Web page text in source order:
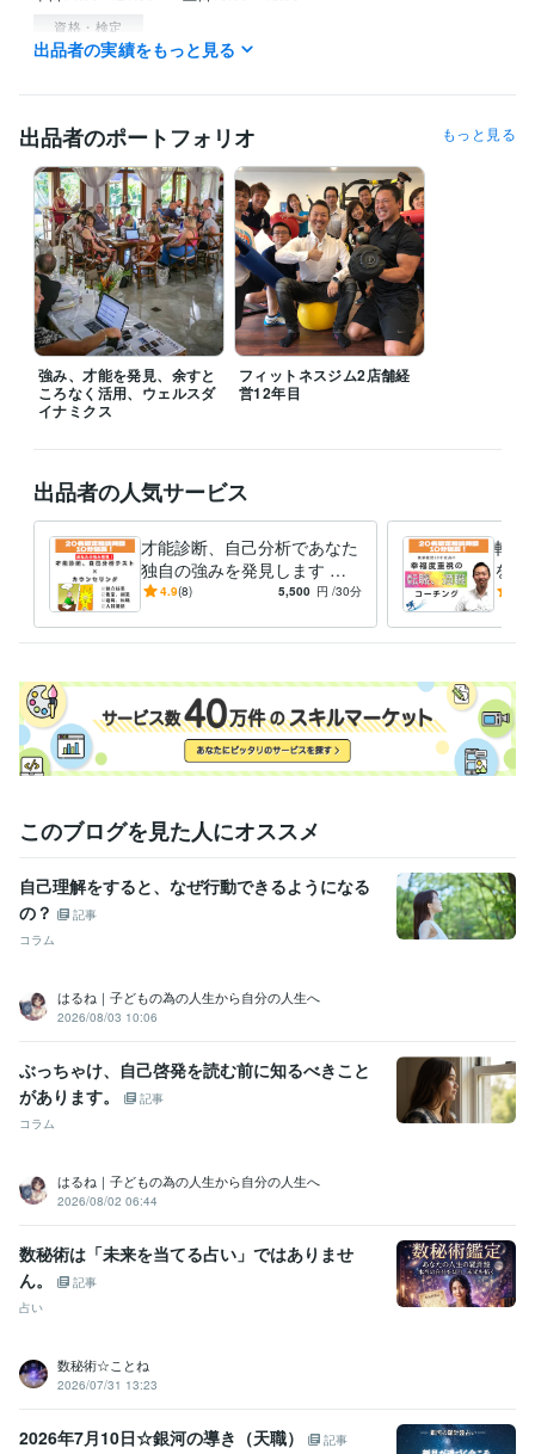
資格・検定
ウェルスダイナミクスプラクティショナー
ウェルスダイナミクスコンサルタント 取得年 : 2017年
ウェルスダイナミクストレーナー（資格発行者）
ウェルスダイナミクスアンバサダー（日本に6人） 取得年 : 2020年
得意分野
ビジネス代行・事務代行 独立起業 副業、複業 ビジネスの強み、才
能診断 独立から起業までの伴走
独立起業 副業 複業 自己分析 強み 才能 キャリア
仕事
働きがい
生きがい
学習指導・資格・キャリア相談 転職、適職 コーチ、カウンセラー起
業 ビジネスの強み、才能診断 キャリア、転職に関する壁打ち相手に
転職 適職 自己分析 強み 才能 キャリア 仕事 相談
生きがい
出品者の実績をもっと見る
出品者のポートフォリオ もっと見る
強み、才能を発見、余すと
ころなく活用、ウェルスダ
イナミクス
フィットネスジム2店舗経
営12年目
出品者の人気サービス
才能診断、自己分析であなた
独自の強みを発見します 独
立起業、副業、転職でのあな
る！
4.9(8) 5,500 円 /30分
転職
を活
自己
いを
このブログを見た人にオススメ
自己理解をすると、なぜ行動できるようになる
の？
記事
コラム
はるね｜子どもの為の人生から自分の人生へ
2026/08/03 10:06
ぶっちゃけ、自己啓発を読む前に知るべきこと
があります。
記事
コラム
はるね｜子どもの為の人生から自分の人生へ
2026/08/02 06:44
数秘術は「未来を当てる占い」ではありませ
ん。
記事
占い
数秘術☆ことね
2026/07/31 13:23
2026年7月10日☆銀河の導き（天職）
記事